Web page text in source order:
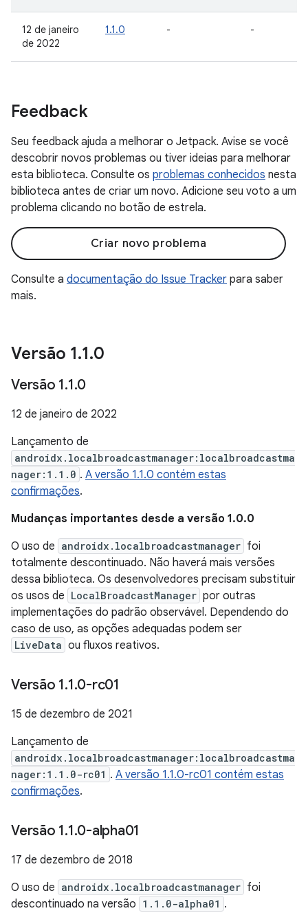
12 de janeiro
de 2022
1.1.0 - -
Feedback
Seu feedback ajuda a melhorar o Jetpack. Avise se você
descobrir novos problemas ou tiver ideias para melhorar
esta biblioteca. Consulte os problemas conhecidos nesta
biblioteca antes de criar um novo. Adicione seu voto a um
problema clicando no botão de estrela.
Criar novo problema
Consulte a documentação do Issue Tracker para saber
mais.
Versão 1.1.0
Versão 1.1.0
12 de janeiro de 2022
Lançamento de
androidx.localbroadcastmanager:localbroadcastma
nager:1.1.0 . A versão 1.1.0 contém estas
confirmações.
Mudanças importantes desde a versão 1.0.0
O uso de androidx.localbroadcastmanager foi
totalmente descontinuado. Não haverá mais versões
dessa biblioteca. Os desenvolvedores precisam substituir
os usos de LocalBroadcastManager por outras
implementações do padrão observável. Dependendo do
caso de uso, as opções adequadas podem ser
LiveData ou fluxos reativos.
Versão 1.1.0-rc01
15 de dezembro de 2021
Lançamento de
androidx.localbroadcastmanager:localbroadcastma
nager:1.1.0-rc01 . A versão 1.1.0-rc01 contém estas
confirmações.
Versão 1.1.0-alpha01
17 de dezembro de 2018
O uso de androidx.localbroadcastmanager foi
descontinuado na versão 1.1.0-alpha01 .